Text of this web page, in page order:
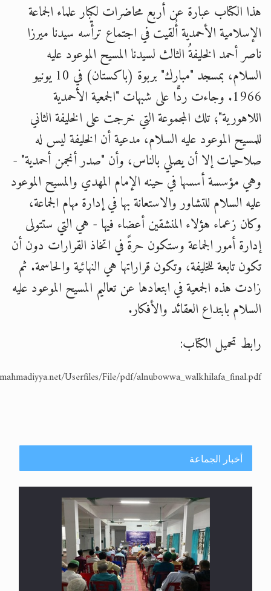
هذا الكتاب عبارة عن أربع محاضرات لكبار علماء الجماعة
الإسلامية الأحمدية أُلقيت في اجتماع ترأّسه سيدنا ميرزا
ناصر أحمد الخليفةُ الثالث لسيدنا المسيح الموعود عليه
السلام، بمسجد "مبارك" بربوة (باكستان) في 10 يونيو
1966. وجاءت ردًّا على شبهات "الجمعية الأحمدية
اللاهورية"؛ تلك المجموعة التي خرجت على الخليفة الثاني
للمسيح الموعود عليه السلام، مدعية أن الخليفة ليس له
صلاحيات إلا أن يصلي بالناس، وأن "صدر أنجمن أحمدية" -
وهي مؤسسة أسسها في حينه الإمام المهدي والمسيح الموعود
عليه السلام للتشاور والاستعانة بها في إدارة مهام الجماعة،
وكان زعماء هؤلاء المنشقين أعضاء فيها - هي التي ستتولى
إدارة أمور الجماعة وستكون حرةً في اتخاذ القرارات دون أن
تكون تابعة للخليفة، وتكون قراراتها هي النهائية والحاسمة. ثم
زادت هذه الجمعية في ابتعادها عن تعاليم المسيح الموعود عليه
السلام بابتداع العقائد والأفكار.
رابط تحميل الكتاب:
Userfiles/File/pdf/alnubowwa_walkhilafa_final.pdf
أخبار الجماعة